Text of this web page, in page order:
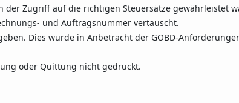
Zugriff auf die richtigen Steuersätze gewährleistet
und Auftragsnummer vertauscht.
Dies wurde in Anbetracht der GOBD-
oder Quittung nicht gedruckt.